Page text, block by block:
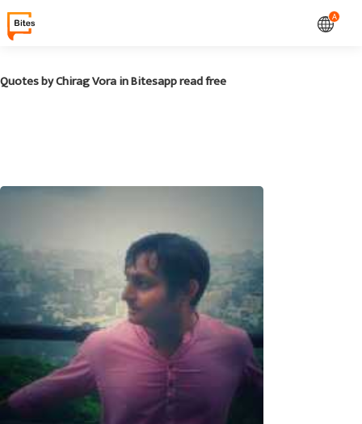
A
Quotes by Chirag Vora in Bitesapp read free